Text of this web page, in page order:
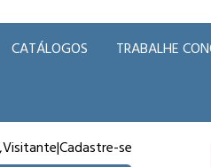
CATÁLOGOS TRABALHE
Visitante|Cadastre-se